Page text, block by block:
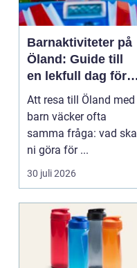
Barnaktiviteter på
Öland: Guide till
en lekfull dag för
hela familjen
Att resa till Öland med
barn väcker ofta
samma fråga: vad ska
ni göra för ...
30 juli 2026